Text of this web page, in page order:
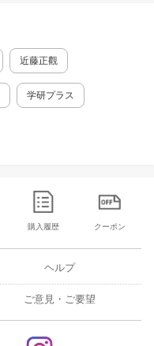
く生理用品 ユニ・チャー
増進 バイエルホールディ
子 さん バイエル薬品 青柳
ム 長岡 稔 さん・渡部 拓也
る歴史 ○ これからの生理
者（MR） 宮崎 龍 さん（中
葉がん専門室） 4薬事担当者
イエル薬品 研究開発本部薬
薬の製造方法にもすごい技術
担当者 中曽根 彩子 さん
全性本部PVサイエンス部）
働く人たち 4章 なるにはコー
□ 医薬品業界で働くための資
入や生活 □ これからの医薬品
！
近藤正觀
学研プラス
購入履歴 クーポン
ヘルプ
ご意見・ご要望